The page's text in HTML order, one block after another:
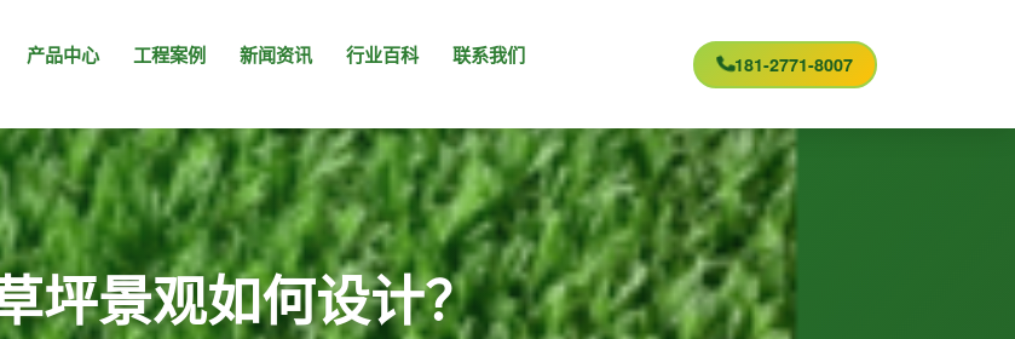
产品中心 工程案例 新闻资讯 行业百科 联系我们 181-2771-8007
坪景观如何设计？